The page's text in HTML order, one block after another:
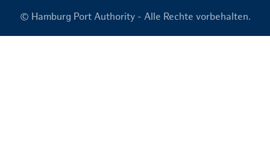
© Hamburg Port Authority - Alle Rechte vorbehalten.